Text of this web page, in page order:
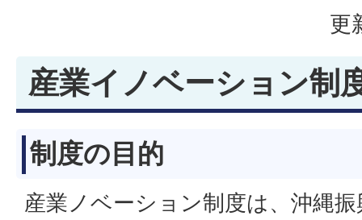
更
産業イノベーション制
制度の目的
産業ノベーション制度は、沖縄